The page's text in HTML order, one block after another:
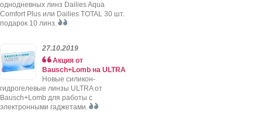
однодневных линз Dailies Aqua
Comfort Plus или Dailies TOTAL 30 шт.
подарок 10 линз.
27.10.2019
Акция от
Bausch+Lomb на ULTRA
Новые силикон-
гидрогелевые линзы ULTRA от
Bausch+Lomb для работы с
электронными гаджетами.